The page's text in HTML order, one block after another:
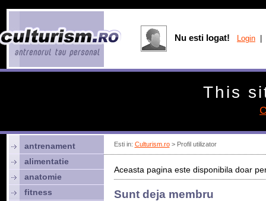
Esti in: Culturism.ro> Profil utilizator
Aceasta pagina este disponibila doar
Sunt deja membru
antrenament
alimentatie
anatomie
fitness
Nu esti logat! Login
This